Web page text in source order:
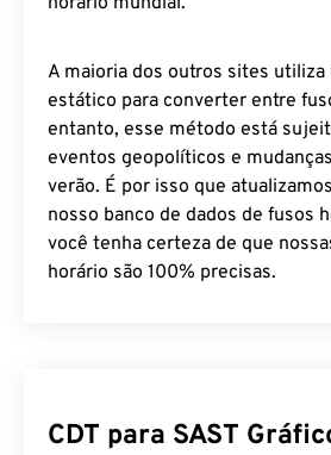
A maioria dos outros sites
estático para converter entre
entanto, esse método está
eventos geopolíticos e
verão. É por isso que
nosso banco de dados de fusos
você tenha certeza de que
horário são 100% precisas.
CDT para SAST